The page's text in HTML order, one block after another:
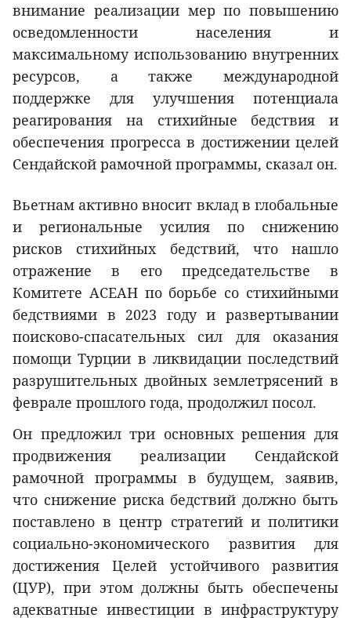
внимание реализации мер по повышению
осведомленности населения и
максимальному использованию внутренних
ресурсов, а также международной
поддержке для улучшения потенциала
реагирования на стихийные бедствия и
обеспечения прогресса в достижении целей
Сендайской рамочной программы, сказал он.
Вьетнам активно вносит вклад в глобальные
и региональные усилия по снижению
рисков стихийных бедствий, что нашло
отражение в его председательстве в
Комитете АСЕАН по борьбе со стихийными
бедствиями в 2023 году и развертывании
поисково-спасательных сил для оказания
помощи Турции в ликвидации последствий
разрушительных двойных землетрясений в
феврале прошлого года, продолжил посол.
Он предложил три основных решения для
продвижения реализации Сендайской
рамочной программы в будущем, заявив,
что снижение риска бедствий должно быть
поставлено в центр стратегий и политики
социально-экономического развития для
достижения Целей устойчивого развития
(ЦУР), при этом должны быть обеспечены
адекватные инвестиции в инфраструктуру